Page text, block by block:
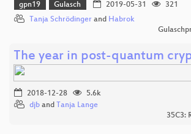
gpn19 Gulasch 2019-05-31
321
Tanja Schrödinger and Habrok
The year in post-quantum
2018-12-28
5.6k
djb and Tanja Lange
35C3: